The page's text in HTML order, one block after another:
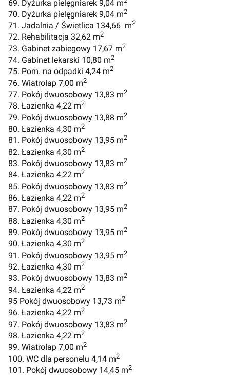
69. Dyżurka pielęgniarek 9,04 m
70. Dyżurka pielęgniarek 9,04 m2
71. Jadalnia / Świetlica 134,66 m2
72. Rehabilitacja 32,62 m2
73. Gabinet zabiegowy 17,67 m2
74. Gabinet lekarski 10,80 m2
75. Pom. na odpadki 4,24 m2
76. Wiatrołap 7,00 m2
77. Pokój dwuosobowy 13,83 m2
78. Łazienka 4,22 m2
79. Pokój dwuosobowy 13,88 m2
80. Łazienka 4,30 m2
81. Pokój dwuosobowy 13,95 m2
82. Łazienka 4,30 m2
83. Pokój dwuosobowy 13,83 m2
84. Łazienka 4,22 m2
85. Pokój dwuosobowy 13,83 m2
86. Łazienka 4,22 m2
87. Pokój dwuosobowy 13,95 m2
88. Łazienka 4,30 m2
89. Pokój dwuosobowy 13,95 m2
90. Łazienka 4,30 m2
91. Pokój dwuosobowy 13,95 m2
92. Łazienka 4,30 m2
93. Pokój dwuosobowy 13,83 m2
94. Łazienka 4,22 m2
95 Pokój dwuosobowy 13,73 m2
96. Łazienka 4,22 m2
97. Pokój dwuosobowy 13,83 m2
98. Łazienka 4,22 m2
99. Wiatrołap 7,00 m2
100. WC dla personelu 4,14 m2
101. Pokój dwuosobowy 14,45 m2